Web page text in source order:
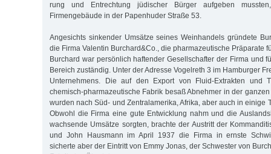
rung und Entrechtung jüdischer Bürger aufgeben
Firmengebäude in der Papenhuder Straße 53.
Angesichts sinkender Umsätze seines Weinhandels gründete
die Firma Valentin Burchard&Co., die pharmazeutische Präparate
Bur­­­chard war persönlich haftender Gesellschafter der Firma und
Be­reich zuständig. Unter der Adresse Vogelreth 3 im Hamburger
Unter­nehmens. Die auf den Export von Fluid-Extrakten und
chemisch-pharmazeutische Fabrik besaß Abnehmer in der
wurden nach Süd- und Zentralamerika, Afrika, aber auch in einige
Obwohl die Firma eine gute Entwicklung nahm und die
wachsende Um­sätze sorgten, brachte der Austritt der
und John Haus­mann im April 1937 die Firma in ernste
sicherte aber der Eintritt von Emmy Jonas, der Schwester von